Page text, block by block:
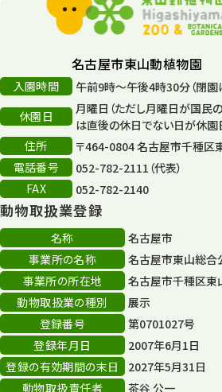
平和公園
再生
再生フォーラム
80周年
その他
その他イベント
スカイタワー
年末年始のイベント
秋まつり
名古屋市東山動植物園
入園時間
午前9時～午後4時30分（閉園
休園日
月曜日（ただし月曜日が国民
は直後の休日でない日が休園
住所
〒464-0804 名古屋市千種区
電話番号
052-782-2111（代表）
FAX
052-782-2140
動物取扱業登録
名称
名古屋市
事業所の名称
名古屋市東山総合
事業所の所在地
名古屋市千種区東
動物取扱業の種別
展示
登録番号
第0701027号
登録年月日
2007年6月1日
登録の有効期間の末日
2027年5月31日
動物取扱責任者
茶谷 公一